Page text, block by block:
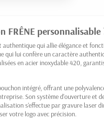
FRÊNE personnalisable
qui allie élégance et
qui lui confère un caractère
en acier inoxydable 420,
intégré, offrant une
Son système d'ouverture et
s'effectue par gravure laser
votre logo avec précision.